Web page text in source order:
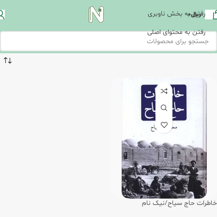
رفتن به بخش ناوبری
رفتن به محتوای اصلی
ریال0
خاطرات حاج سیاح/نیک نام